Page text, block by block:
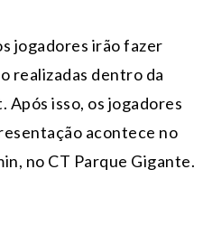
jogadores irão fazer
realizadas dentro da
isso, os jogadores
acontece no
no CT Parque Gigante.